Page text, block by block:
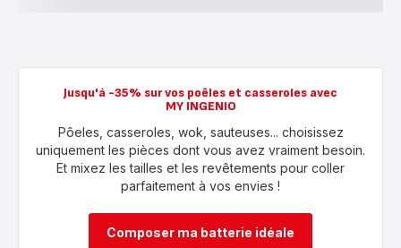
Jusqu'à -35% sur vos poêles et casseroles avec
MY INGENIO
Pôeles, casseroles, wok, sauteuses... choisissez
uniquement les pièces dont vous avez vraiment besoin.
Et mixez les tailles et les revêtements pour coller
parfaitement à vos envies !
Composer ma batterie idéale